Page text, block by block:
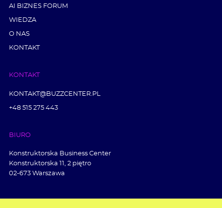
AI BIZNES FORUM
WIEDZA
O NAS
KONTAKT
KONTAKT
KONTAKT@BUZZCENTER.PL
+48 515 275 443
BIURO
Konstruktorska Business Center
Konstruktorska 11, 2 piętro
02-673 Warszawa